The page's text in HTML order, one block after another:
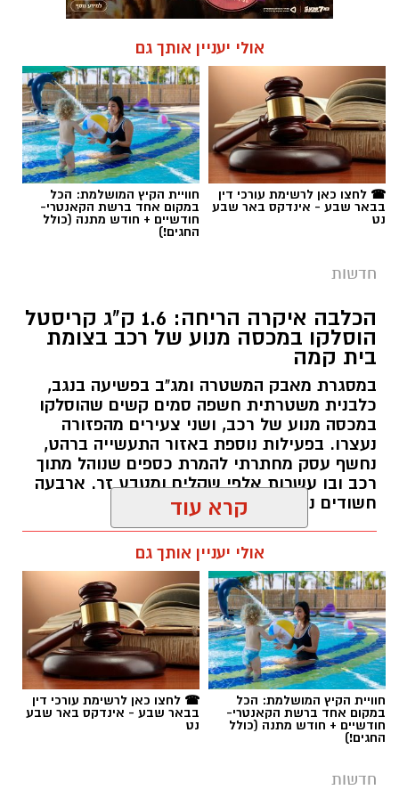
☎ לחצו כאן לרשימת עורכי דין חוויית הקיץ המושלמת: הכל
חודשיים + חודש מתנה (כולל
החגים!)
חדשות
הכלבה איקרה הריחה: 1.6 ק"ג קריסטל
הוסלקו במכסה מנוע של רכב בצומת
בית קמה
במסגרת מאבק המשטרה ומג"ב בפשיעה בנגב,
כלבנית משטרתית חשפה סמים קשים שהוסלקו
נעצרו. בפעילות נוספת באזור התעשייה ברהט,
רכב ובו עשרות אלפי שקלים ומטבע זר. ארבעה
חשודים נעצרו בסך הכל.
רותם שרון / 19:00 06.08.26
תגים:משטרה
קרא עוד
אולי יעניין אותך גם
חוויית הקיץ המושלמת: הכל
במקום אחד ברשת הקאנטרי-
חודשיים + חודש מתנה (כולל
☎ לחצו כאן לרשימת עורכי דין
בבאר שבע - אינדקס באר שבע
נט
חדשות
פרסום ראשון: בני 13 ו-14 חשודים
במעשי סדום קשים וצילום ההתעללות
בנערים בפארק בב''ש
מערכת "באר שבע נט" חושפת פרטים מחרידים
מאירוע שהתרחש בסוף השבוע האחרון: שני
אמו של אחד הקורבנות: "הבן שלי עבר דברים